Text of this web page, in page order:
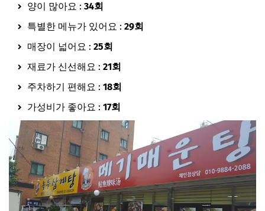
양이 많아요 : 34회
특별한 메뉴가 있어요 : 29회
매장이 넓어요 : 25회
재료가 신선해요 : 21회
주차하기 편해요 : 18회
가성비가 좋아요 : 17회